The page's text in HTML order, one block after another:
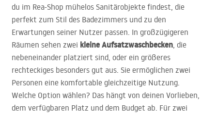
du im Rea-Shop mühelos Sanitärobjekte findest, die
perfekt zum Stil des Badezimmers und zu den
Erwartungen seiner Nutzer passen. In großzügigeren
Räumen sehen zwei kleine Aufsatzwaschbecken, die
nebeneinander platziert sind, oder ein größeres
rechteckiges besonders gut aus. Sie ermöglichen zwei
Personen eine komfortable gleichzeitige Nutzung.
Welche Option wählen? Das hängt von deinen Vorlieben,
dem verfügbaren Platz und dem Budget ab. Für zwei